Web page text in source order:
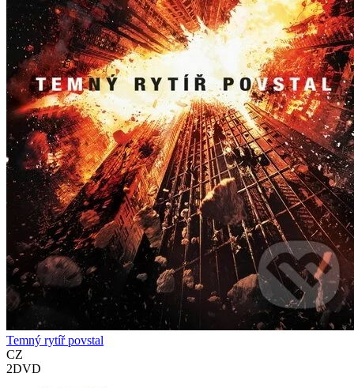
Temný rytíř povstal
CZ
2DVD